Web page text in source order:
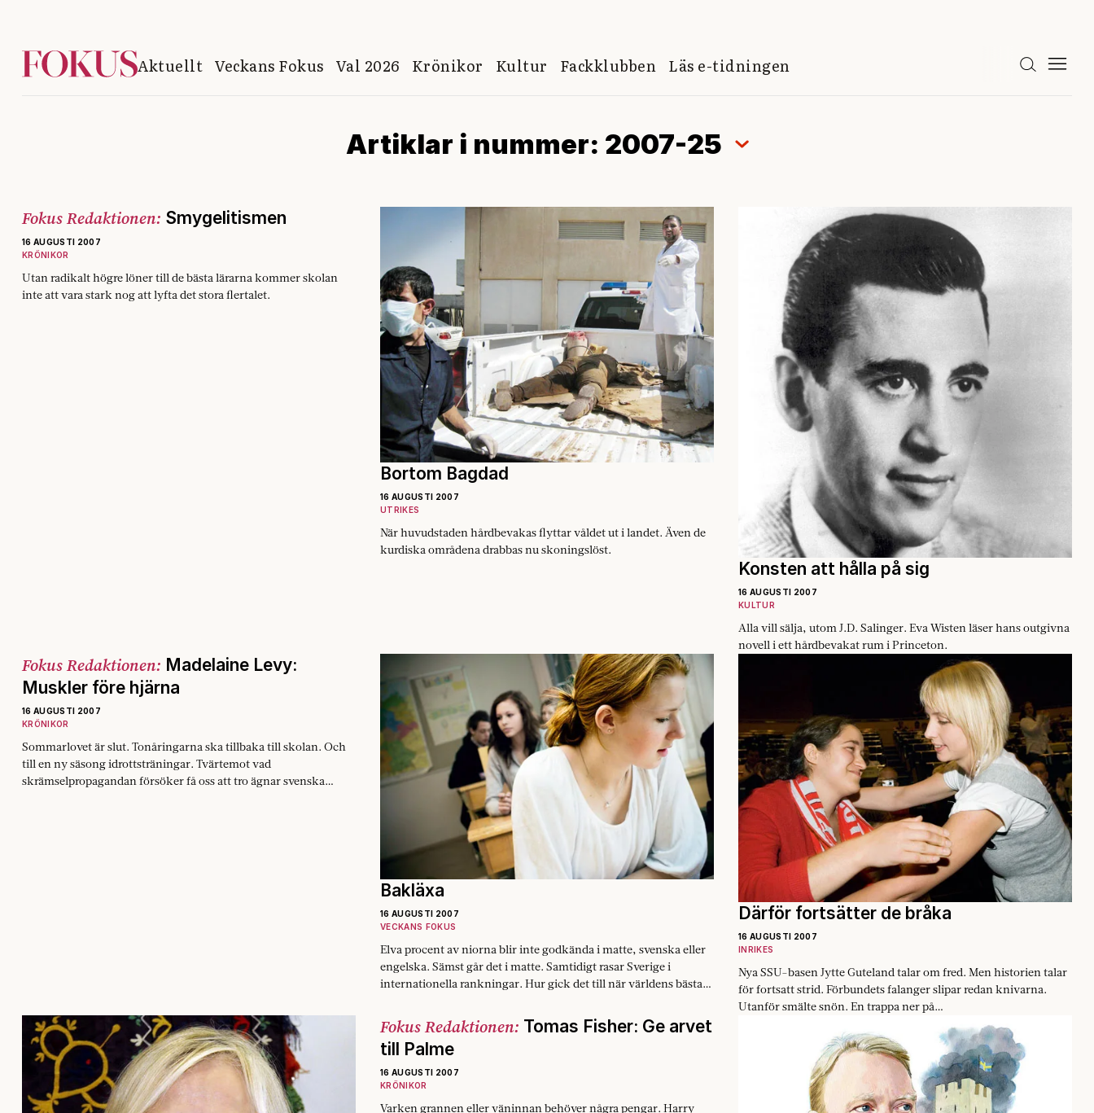
Aktuellt Veckans Fokus Val 2026 Krönikor Kultur Fackklubben Läs e-tidningen
Artiklar i nummer: 2007-25
Fokus Redaktionen: Smygelitismen
16 AUGUSTI 2007
KRÖNIKOR
Utan radikalt högre löner till de bästa lärarna kommer skolan
inte att vara stark nog att lyfta det stora flertalet.
Bortom Bagdad
16 AUGUSTI 2007
UTRIKES
När huvudstaden hårdbevakas flyttar våldet ut i landet. Även de
kurdiska områdena drabbas nu skoningslöst.
Konsten att hålla på sig
16 AUGUSTI 2007
KULTUR
Alla vill sälja, utom J.D. Salinger. Eva Wisten ­läser hans outgivna
novell i ett hårdbevakat rum i Princeton.
Fokus Redaktionen: Madelaine Levy:
Muskler före hjärna
16 AUGUSTI 2007
KRÖNIKOR
Sommarlovet är slut. Tonåringarna ska tillbaka till skolan. Och
till en ny säsong idrottsträningar. Tvärt­emot vad
skrämselpropagandan försöker få oss att tro ägnar svenska
Bakläxa
16 AUGUSTI 2007
VECKANS FOKUS
Elva procent av niorna blir inte godkända i matte, svenska eller
engelska. Sämst går det i matte. Samtidigt rasar Sverige i
internationella rankningar. Hur gick det till när världens bästa
Därför fortsätter de bråka
16 AUGUSTI 2007
INRIKES
Nya SSU-basen Jytte Guteland talar om fred. Men historien talar
för fortsatt strid. Förbundets falanger slipar redan knivarna.
Utanför smälte snön. En trappa ner på…
Fokus Redaktionen: Tomas Fisher: Ge arvet
till Palme
16 AUGUSTI 2007
KRÖNIKOR
Varken grannen eller väninnan behöver några pengar. Harry